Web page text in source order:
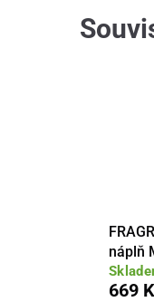
náplň
669